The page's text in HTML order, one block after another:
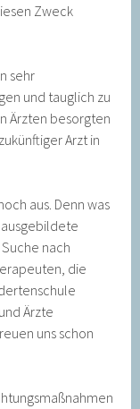
Zweck
sehr
und tauglich zu
Ärzten besorgten
Arzt in
aus. Denn was
nach
die
Ärzte
uns schon